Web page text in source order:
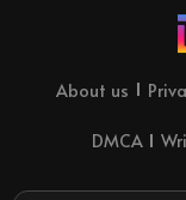
About us
DMCA